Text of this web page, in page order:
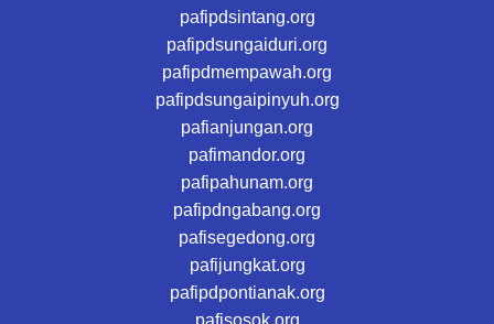
pafipdsintang.org
pafipdsungaiduri.org
pafipdmempawah.org
pafipdsungaipinyuh.org
pafianjungan.org
pafimandor.org
pafipahunam.org
pafipdngabang.org
pafisegedong.org
pafijungkat.org
pafipdpontianak.org
pafisosok.org